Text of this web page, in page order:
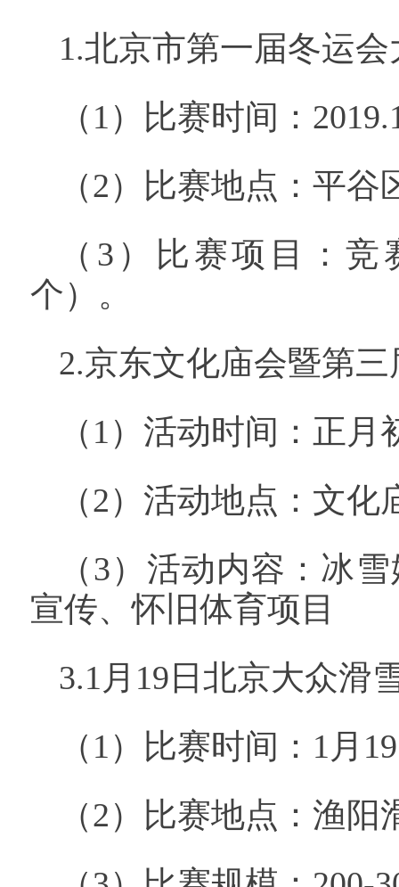
1.北京市第一届冬运
（1）比赛时间：
（2）比赛地点：平
（3）比赛项目：
个）。
2.京东文化庙会暨第
（1）活动时间：正月
（2）活动地点：文
（3）活动内容：冰
宣传、怀旧体育项目
3.1月19日北京大众滑
（1）比赛时间：1月
（2）比赛地点：渔阳